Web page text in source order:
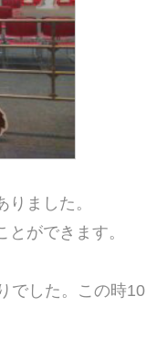
ました。
ができます。
でした。この時10